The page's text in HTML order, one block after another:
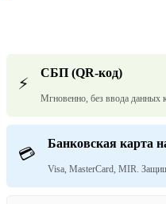
⚡
СБП (QR-код)
Мгновенно, без ввода данных
💳
Банковская карта
Visa, MasterCard, MIR.